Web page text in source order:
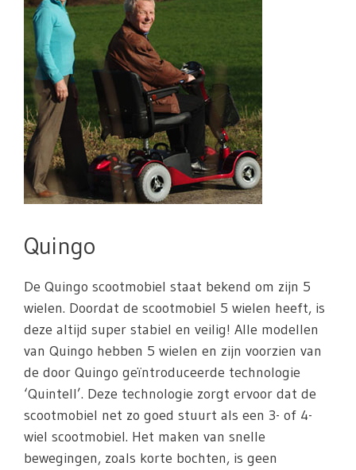
Quingo
De Quingo scootmobiel staat bekend om zijn 5
wielen. Doordat de scootmobiel 5 wielen heeft, is
deze altijd super stabiel en veilig! Alle modellen
van Quingo hebben 5 wielen en zijn voorzien van
de door Quingo geïntroduceerde technologie
‘Quintell’. Deze technologie zorgt ervoor dat de
scootmobiel net zo goed stuurt als een 3- of 4-
wiel scootmobiel. Het maken van snelle
bewegingen, zoals korte bochten, is geen